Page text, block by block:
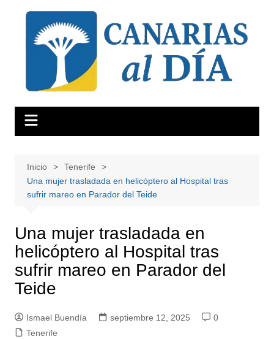
contenido
Inicio
Tenerife
Una mujer trasladada en helicóptero al Hospital tras
sufrir mareo en Parador del Teide
Una mujer trasladada en
helicóptero al Hospital tras
sufrir mareo en Parador del
Teide
Ismael Buendía septiembre 12, 2025
0
Tenerife